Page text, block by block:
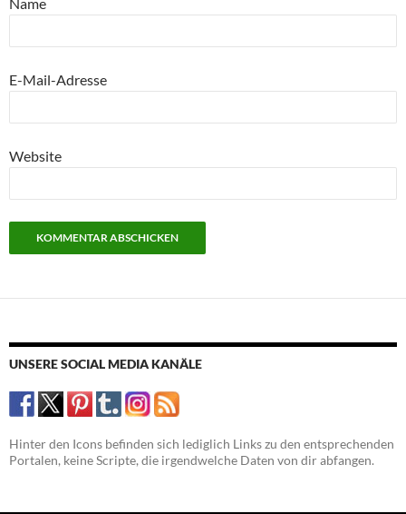
Name
E-Mail-Adresse
Website
UNSERE SOCIAL MEDIA KANÄLE
Hinter den Icons befinden sich lediglich Links zu den entsprechenden
Portalen, keine Scripte, die irgendwelche Daten von dir abfangen.